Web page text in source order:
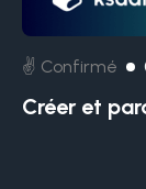
✌️ Confirmé
Créer et